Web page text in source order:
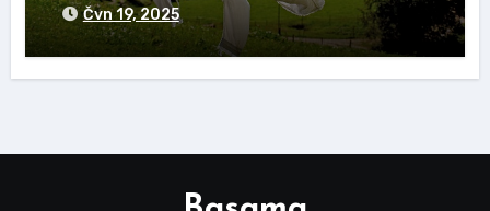
Čvn 19, 2025